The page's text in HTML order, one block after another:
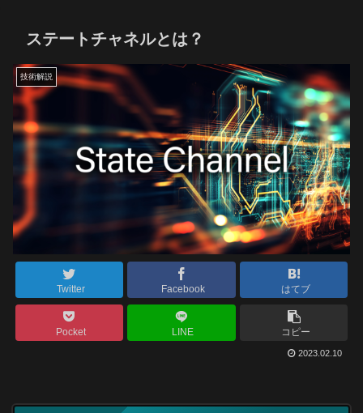
ステートチャネルとは？
技術解説
Twitter Facebook はてブ
Pocket LINE コピー
2023.02.10